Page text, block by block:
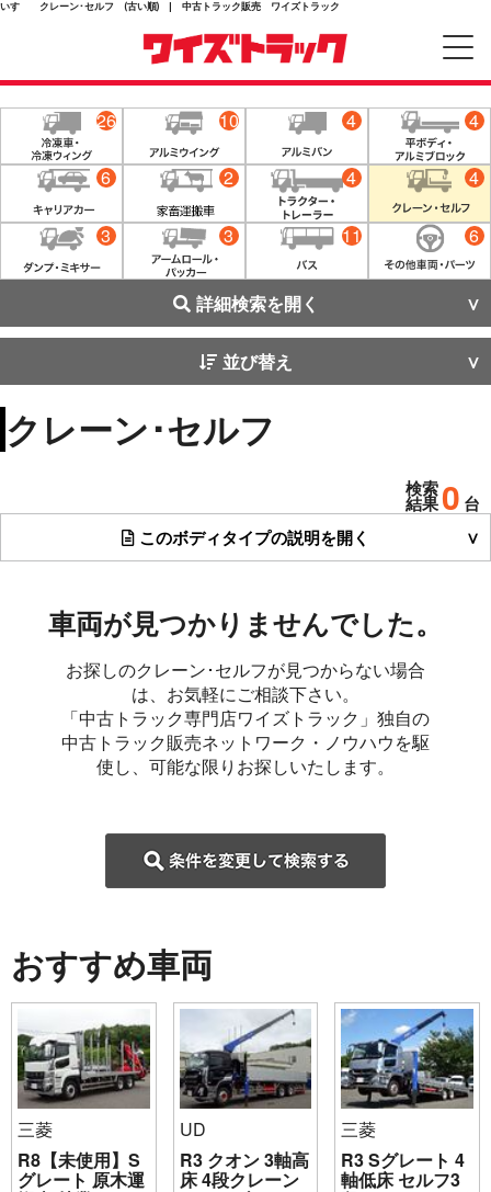
いすゞ クレーン･セルフ (古い順) | 中古トラック販売 ワイズトラック
26 10 4 4
6 2 4 4
3 3 11 6
詳細検索を開く
並び替え
クレーン･セルフ
検索
結果0 台
このボディタイプの説明を開く
車両が見つかりませんでした。
お探しのクレーン･セルフが見つからない場合
は、お気軽にご相談下さい。
「中古トラック専門店ワイズトラック」独自の
中古トラック販売ネットワーク・ノウハウを駆
使し、可能な限りお探しいたします。
おすすめ車両
三菱
R8【未使用】S
グレート 原木運
UD
R3 クオン 3軸高
床 4段クレーン
三菱
R3 Sグレート 4
軸低床 セルフ3